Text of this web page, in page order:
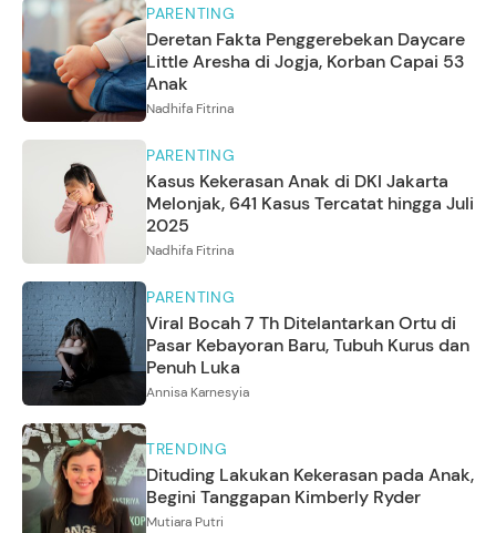
PARENTING
Deretan Fakta Penggerebekan Daycare
Little Aresha di Jogja, Korban Capai 53
Anak
Nadhifa Fitrina
PARENTING
Kasus Kekerasan Anak di DKI Jakarta
Melonjak, 641 Kasus Tercatat hingga Juli
2025
Nadhifa Fitrina
PARENTING
Viral Bocah 7 Th Ditelantarkan Ortu di
Pasar Kebayoran Baru, Tubuh Kurus dan
Penuh Luka
Annisa Karnesyia
TRENDING
Dituding Lakukan Kekerasan pada Anak,
Begini Tanggapan Kimberly Ryder
Mutiara Putri